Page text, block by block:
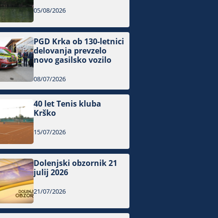
05/08/2026
PGD Krka ob 130-letnici
delovanja prevzelo
novo gasilsko vozilo
08/07/2026
40 let Tenis kluba
Krško
15/07/2026
Dolenjski obzornik 21
julij 2026
21/07/2026